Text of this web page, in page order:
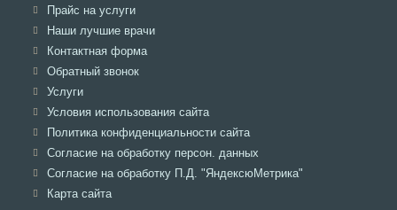
вкладке
Прайс на услугиОткроется
в
вкладке
Наши лучшие врачиОткроется
Контактная формаОткроется
Обратный звонокОткроется
вкладке
УслугиОткроется
в
вкладке
Условия использования сайтаОткроется
в
вкладке
Политика конфиденциальности сайтаОткроется
в
вкладке
Согласие на обработку персон. данных
в
Согласие на обработку П.Д. "ЯндексюМетрика"
Карта сайтаОткроется